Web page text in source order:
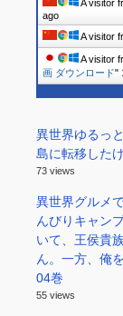
A visitor
ago
A visitor
A visitor
画 ダウンロード"
異世界ゆるっ
島に転移した
73 views
異世界グルメ
んびりキャン
いて、王侯貴
ん。一方、俺
04巻
55 views